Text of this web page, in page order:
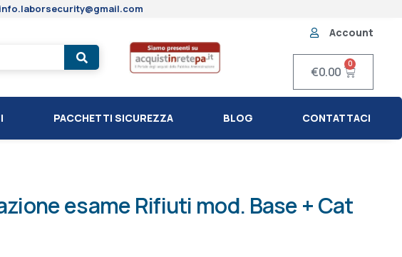
info.laborsecurity@gmail.com
Account
€0.00
0
PACCHETTI SICUREZZA BLOG CONTATTACI
esame Rifiuti mod. Base + Cat